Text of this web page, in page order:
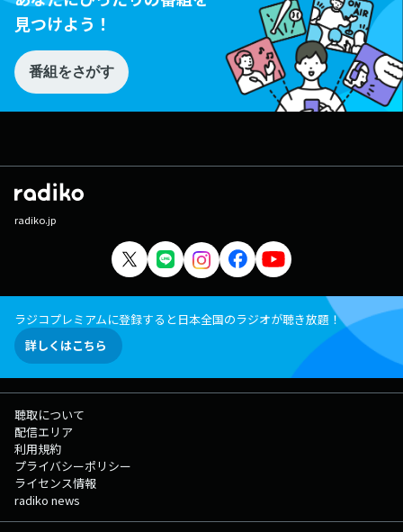
見つけよう！
番組をさがす
radiko.jp
ラジコプレミアムに登録すると日本全国のラジオが聴き放題！
詳しくはこちら
聴取について
配信エリア
利用規約
プライバシーポリシー
ライセンス情報
radiko news